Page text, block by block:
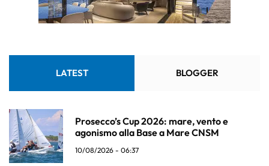
LATEST BLOGGER
Prosecco’s Cup 2026: mare, vento e
agonismo alla Base a Mare CNSM
10/08/2026 - 06:37